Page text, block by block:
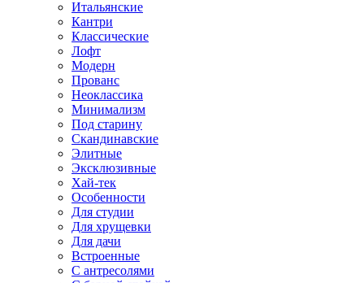
Итальянские
Кантри
Классические
Лофт
Модерн
Прованс
Неоклассика
Минимализм
Под старину
Скандинавские
Элитные
Эксклюзивные
Хай-тек
Особенности
Для студии
Для хрущевки
Для дачи
Встроенные
С антресолями